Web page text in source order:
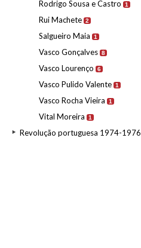
Rodrigo Sousa e Castro 1
Rui Machete 2
Salgueiro Maia 1
Vasco Gonçalves 8
Vasco Lourenço 6
Vasco Pulido Valente 1
Vasco Rocha Vieira 1
Vital Moreira 1
Revolução portuguesa 1974-1976